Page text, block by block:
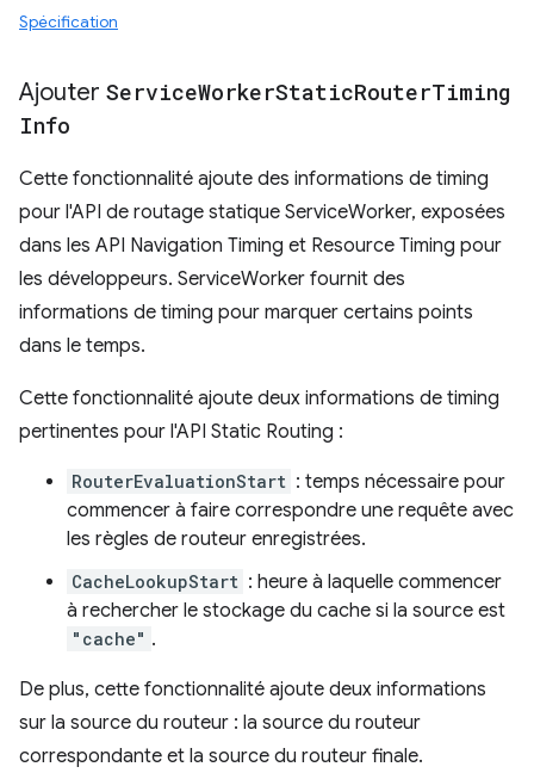
Spécification
Ajouter ServiceWorkerStaticRouterTiming
Info
Cette fonctionnalité ajoute des informations de timing
pour l'API de routage statique ServiceWorker, exposées
dans les API Navigation Timing et Resource Timing pour
les développeurs. ServiceWorker fournit des
informations de timing pour marquer certains points
dans le temps.
Cette fonctionnalité ajoute deux informations de timing
pertinentes pour l'API Static Routing :
RouterEvaluationStart : temps nécessaire pour
commencer à faire correspondre une requête avec
les règles de routeur enregistrées.
CacheLookupStart : heure à laquelle commencer
à rechercher le stockage du cache si la source est
"cache" .
De plus, cette fonctionnalité ajoute deux informations
sur la source du routeur : la source du routeur
correspondante et la source du routeur finale.